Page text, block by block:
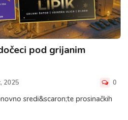
pod grijanim
2025 0
sredi&scaron;te prosinačkih